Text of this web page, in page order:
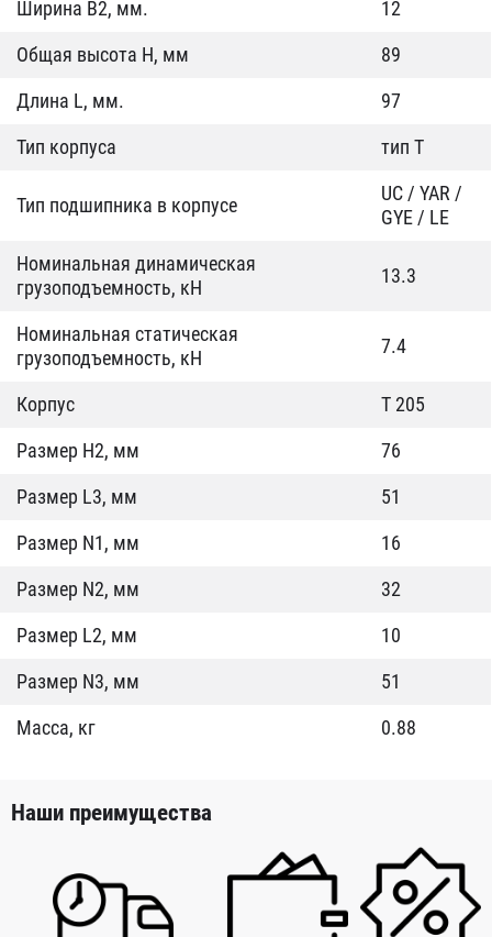
Ширина B2, мм.
12
Общая высота H, мм
89
Длина L, мм.
97
Тип корпуса
тип T
Тип подшипника в корпусе
UC / YAR /
GYE / LE
Номинальная динамическая
грузоподъемность, кН
13.3
Номинальная статическая
грузоподъемность, кН
7.4
Корпус
T 205
Размер Н2, мм
76
Размер L3, мм
51
Размер N1, мм
16
Размер N2, мм
32
Размер L2, мм
10
Размер N3, мм
51
Масса, кг
0.88
Наши преимущества